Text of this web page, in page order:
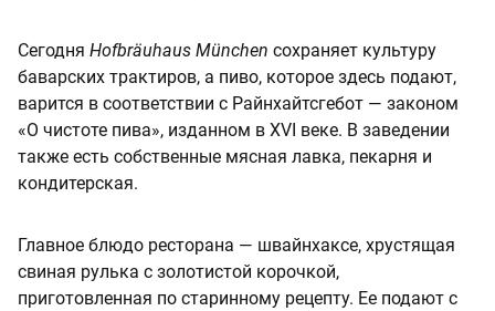
Сегодня Hofbräuhaus München сохраняет культуру
баварских трактиров, а пиво, которое здесь подают,
варится в соответствии с Райнхайтсгебот — законом
«О чистоте пива», изданном в XVI веке. В заведении
также есть собственные мясная лавка, пекарня и
кондитерская.
Главное блюдо ресторана — швайнхаксе, хрустящая
свиная рулька с золотистой корочкой,
приготовленная по старинному рецепту. Ее подают с